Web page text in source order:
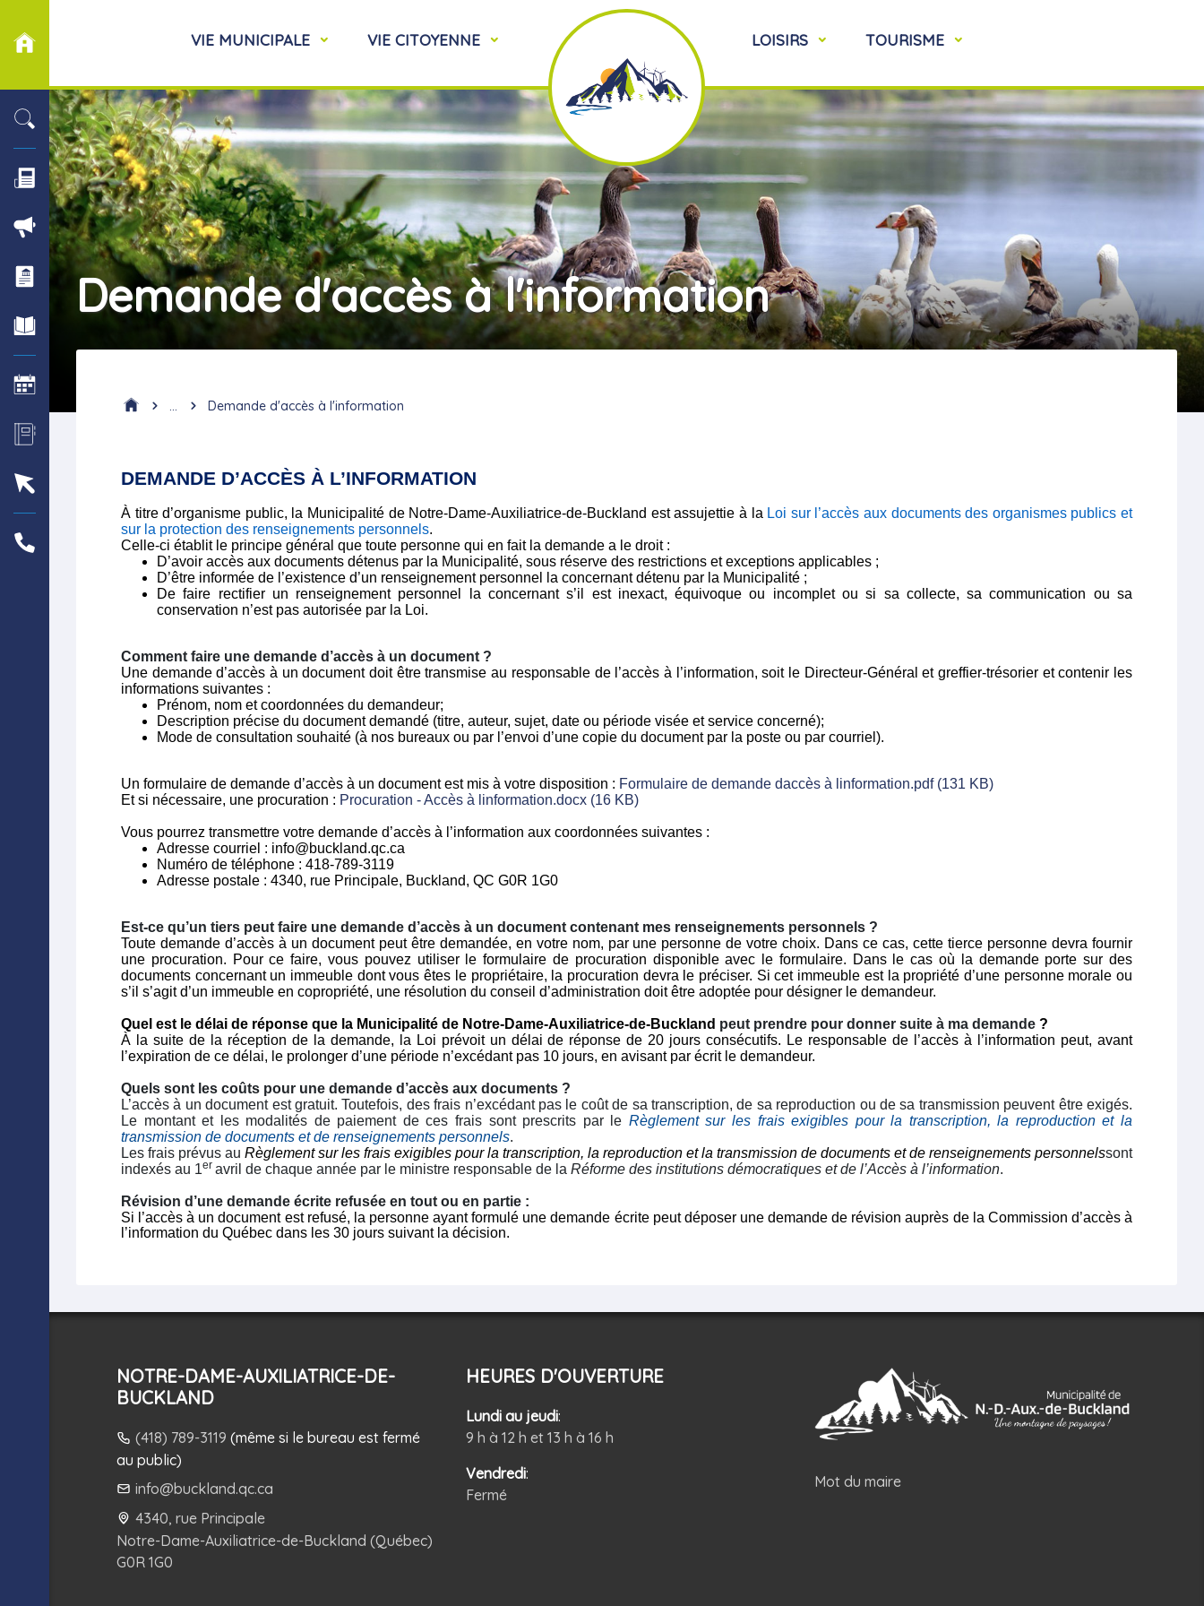
VIE MUNICIPALE VIE CITOYENNE LOISIRS TOURISME
Demande d'accès à l'information
... Demande d'accès à l'information
DEMANDE D’ACCÈS À L’INFORMATION
À titre d’organisme public, la Municipalité de Notre-Dame-Auxiliatrice-de-Buckland est assujettie à la Loi sur l’accès aux documents des organismes publics et
sur la protection des renseignements personnels.
Celle-ci établit le principe général que toute personne qui en fait la demande a le droit :
D’avoir accès aux documents détenus par la Municipalité, sous réserve des restrictions et exceptions applicables ;
D’être informée de l’existence d’un renseignement personnel la concernant détenu par la Municipalité ;
De faire rectifier un renseignement personnel la concernant s’il est inexact, équivoque ou incomplet ou si sa collecte, sa communication ou sa
conservation n’est pas autorisée par la Loi.
Comment faire une demande d’accès à un document ?
Une demande d’accès à un document doit être transmise au responsable de l’accès à l’information, soit le Directeur-Général et greffier-trésorier et contenir les
informations suivantes :
Prénom, nom et coordonnées du demandeur;
Description précise du document demandé (titre, auteur, sujet, date ou période visée et service concerné);
Mode de consultation souhaité (à nos bureaux ou par l’envoi d’une copie du document par la poste ou par courriel).
Un formulaire de demande d’accès à un document est mis à votre disposition : Formulaire de demande daccès à linformation.pdf (131 KB)
Et si nécessaire, une procuration : Procuration - Accès à linformation.docx (16 KB)
Vous pourrez transmettre votre demande d’accès à l’information aux coordonnées suivantes :
Adresse courriel : info@buckland.qc.ca
Numéro de téléphone : 418-789-3119
Adresse postale : 4340, rue Principale, Buckland, QC G0R 1G0
Est-ce qu’un tiers peut faire une demande d’accès à un document contenant mes renseignements personnels ?
Toute demande d’accès à un document peut être demandée, en votre nom, par une personne de votre choix. Dans ce cas, cette tierce personne devra fournir
une procuration. Pour ce faire, vous pouvez utiliser le formulaire de procuration disponible avec le formulaire. Dans le cas où la demande porte sur des
documents concernant un immeuble dont vous êtes le propriétaire, la procuration devra le préciser. Si cet immeuble est la propriété d’une personne morale ou
s’il s’agit d’un immeuble en copropriété, une résolution du conseil d’administration doit être adoptée pour désigner le demandeur.
Quel est le délai de réponse que la Municipalité de Notre-Dame-Auxiliatrice-de-Buckland peut prendre pour donner suite à ma demande ?
À la suite de la réception de la demande, la Loi prévoit un délai de réponse de 20 jours consécutifs. Le responsable de l’accès à l’information peut, avant
l’expiration de ce délai, le prolonger d’une période n’excédant pas 10 jours, en avisant par écrit le demandeur.
Quels sont les coûts pour une demande d’accès aux documents ?
L’accès à un document est gratuit. Toutefois, des frais n’excédant pas le coût de sa transcription, de sa reproduction ou de sa transmission peuvent être exigés.
Le montant et les modalités de paiement de ces frais sont prescrits par le Règlement sur les frais exigibles pour la transcription, la reproduction et la
transmission de documents et de renseignements personnels.
Les frais prévus au Règlement sur les frais exigibles pour la transcription, la reproduction et la transmission de documents et de renseignements personnelssont
indexés au 1er avril de chaque année par le ministre responsable de la Réforme des institutions démocratiques et de l’Accès à l’information.
Révision d’une demande écrite refusée en tout ou en partie :
Si l’accès à un document est refusé, la personne ayant formulé une demande écrite peut déposer une demande de révision auprès de la Commission d’accès à
l’information du Québec dans les 30 jours suivant la décision.
NOTRE-DAME-AUXILIATRICE-DE-
BUCKLAND
(418) 789-3119 (même si le bureau est fermé
au public)
info@buckland.qc.ca
4340, rue Principale
Notre-Dame-Auxiliatrice-de-Buckland (Québec)
G0R 1G0
HEURES D'OUVERTURE
Lundi au jeudi:
9 h à 12 h et 13 h à 16 h
Vendredi:
Fermé
Mot du maire